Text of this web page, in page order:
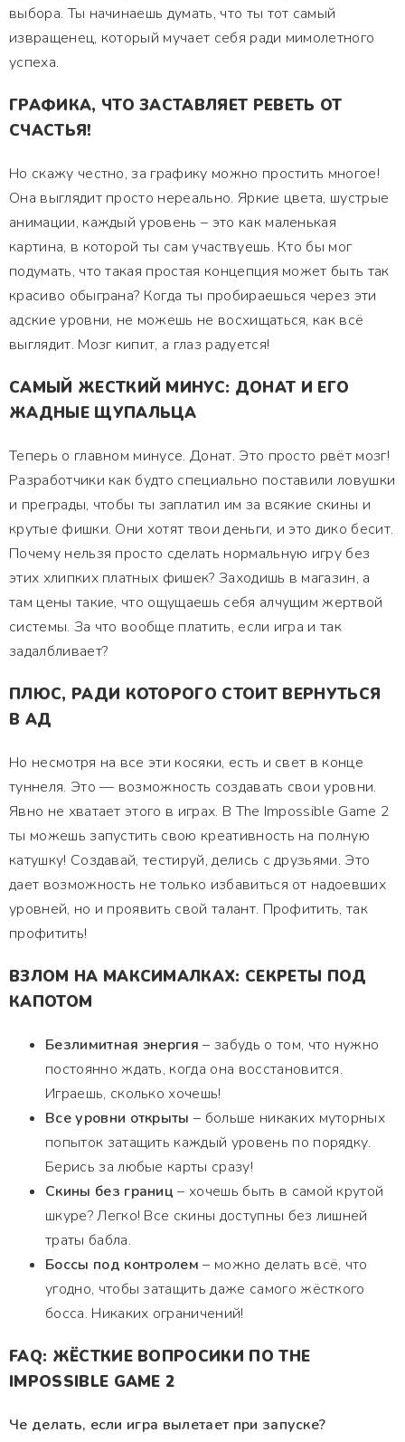
выбора. Ты начинаешь думать, что ты тот самый
извращенец, который мучает себя ради мимолетного
успеха.
ГРАФИКА, ЧТО ЗАСТАВЛЯЕТ РЕВЕТЬ ОТ
СЧАСТЬЯ!
Но скажу честно, за графику можно простить многое!
Она выглядит просто нереально. Яркие цвета, шустрые
анимации, каждый уровень – это как маленькая
картина, в которой ты сам участвуешь. Кто бы мог
подумать, что такая простая концепция может быть так
красиво обыграна? Когда ты пробираешься через эти
адские уровни, не можешь не восхищаться, как всё
выглядит. Мозг кипит, а глаз радуется!
САМЫЙ ЖЕСТКИЙ МИНУС: ДОНАТ И ЕГО
ЖАДНЫЕ ЩУПАЛЬЦА
Теперь о главном минусе. Донат. Это просто рвёт мозг!
Разработчики как будто специально поставили ловушки
и преграды, чтобы ты заплатил им за всякие скины и
крутые фишки. Они хотят твои деньги, и это дико бесит.
Почему нельзя просто сделать нормальную игру без
этих хлипких платных фишек? Заходишь в магазин, а
там цены такие, что ощущаешь себя алчущим жертвой
системы. За что вообще платить, если игра и так
задалбливает?
ПЛЮС, РАДИ КОТОРОГО СТОИТ ВЕРНУТЬСЯ
В АД
Но несмотря на все эти косяки, есть и свет в конце
туннеля. Это — возможность создавать свои уровни.
Явно не хватает этого в играх. В The Impossible Game 2
ты можешь запустить свою креативность на полную
катушку! Создавай, тестируй, делись с друзьями. Это
дает возможность не только избавиться от надоевших
уровней, но и проявить свой талант. Профитить, так
профитить!
ВЗЛОМ НА МАКСИМАЛКАХ: СЕКРЕТЫ ПОД
КАПОТОМ
Безлимитная энергия – забудь о том, что нужно
постоянно ждать, когда она восстановится.
Играешь, сколько хочешь!
Все уровни открыты – больше никаких муторных
попыток затащить каждый уровень по порядку.
Берись за любые карты сразу!
Скины без границ – хочешь быть в самой крутой
шкуре? Легко! Все скины доступны без лишней
траты бабла.
Боссы под контролем – можно делать всё, что
угодно, чтобы затащить даже самого жёсткого
босса. Никаких ограничений!
FAQ: ЖЁСТКИЕ ВОПРОСИКИ ПО THE
IMPOSSIBLE GAME 2
Че делать, если игра вылетает при запуске?